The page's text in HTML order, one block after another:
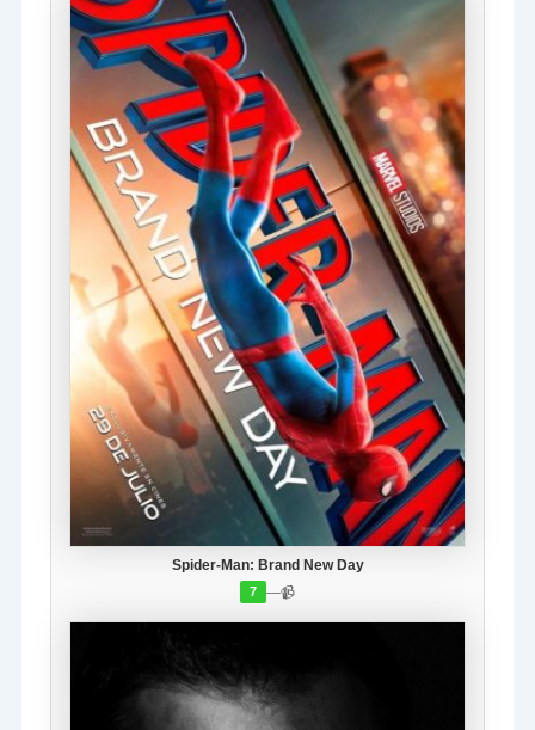
Spider-Man: Brand New Day
7 —📹